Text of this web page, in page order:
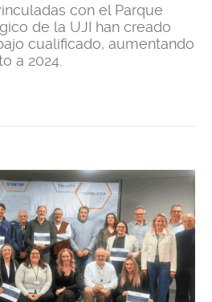
con el Parque
de la UJI han creado
cualificado, aumentando
a 2024.